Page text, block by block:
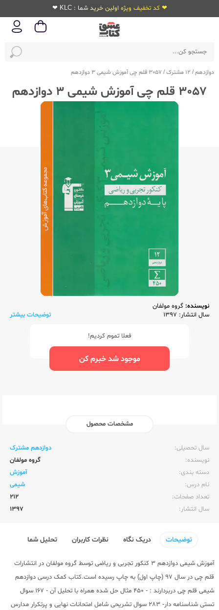
❤ کد تخفیف ویژه اولین خرید شما : KLC ❤
دوازدهم/ 12 مشترک / 3057 قلم چی آموزش شیمی 3 دوازدهم
3057 قلم چی آموزش شیمی 3 دوازدهم
نویسنده: گروه مولفان
سال انتشار: 1397
توضیحات بیشتر
فعلا تموم کردیم!
موجود شد خبرم کن
مشخصات محصول
سال تحصیلی:‌
دوازدهم مشترک
نویسنده:‌
گروه مولفان
دسته بندی:
آموزش
نام درس:
شیمی
تعداد صفحات:‌
212
سال انتشار:‌
1397
توضیحات دریک نگاه نظرات کاربران تحلیل شما
آموزش شیمی دوازدهم 3 کنکور تجربی و ریاضی توسط گروه مولفان در انتشارات
قلم چی در سال 97 (چاپ اول) به چاپ رسیده است.
کتاب کمک درسی دوازدهم
شیمی قلم چی دربردارند : - 450 مثال حل شده همراه با تحلیل آن - 167 سوال
تستی شناسنامه دار- 283 سوال تشریحی شامل امتحانات نهایی و پرتکرار مدارس